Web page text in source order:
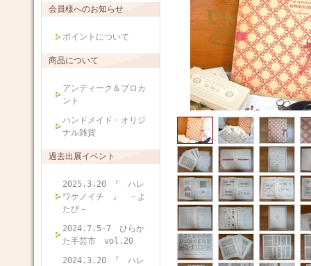
会員様へのお知らせ
ポイントについて
商品について
アンティーク＆ブロカ
ント
ハンドメイド・オリジ
ナル雑貨
過去出展イベント
2025.3.20 『 ハレ
ワケノイチ 』 －よ
たび－
2024.7.5-7 ひらか
た手芸市 vol.20
2024.3.20 『 ハレ